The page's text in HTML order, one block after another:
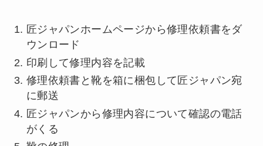
匠ジャパンホームページから修理依頼書をダ
ウンロード
印刷して修理内容を記載
修理依頼書と靴を箱に梱包して匠ジャパン宛
に郵送
匠ジャパンから修理内容について確認の電話
がくる